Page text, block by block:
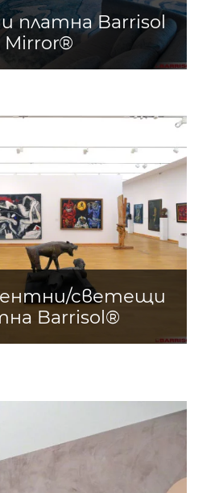
платна Barrisol
Mirror®
светещи
Barrisol®